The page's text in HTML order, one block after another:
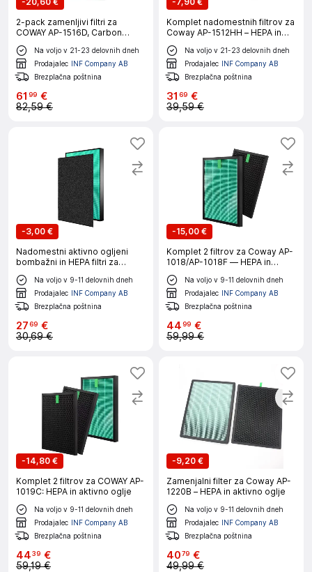
2-pack zamenljivi filtri za
COWAY AP-1516D, Carbon
Cotton in HEPA
Na voljo v 21-23 delovnih dneh
Prodajalec INF Company AB
Brezplačna poštnina
61 99 €
82,59 €
Komplet nadomestnih filtrov za
Coway AP-1512HH – HEPA in
ogljik
Na voljo v 21-23 delovnih dneh
Prodajalec INF Company AB
Brezplačna poštnina
31 69 €
39,59 €
-3,00 €
Nadomestni aktivno ogljeni
bombažni in HEPA filtri za
Coway
Na voljo v 9-11 delovnih dneh
Prodajalec INF Company AB
Brezplačna poštnina
2769 €
30,69 €
-15,00 €
Komplet 2 filtrov za Coway AP-
1018/AP-1018F — HEPA in
aktivno oglje
Na voljo v 9-11 delovnih dneh
Prodajalec INF Company AB
Brezplačna poštnina
4499 €
59,99 €
-14,80 €
Komplet 2 filtrov za COWAY AP-
1019C: HEPA in aktivno oglje
Na voljo v 9-11 delovnih dneh
Prodajalec INF Company AB
Brezplačna poštnina
4439 €
59,19 €
-9,20 €
Zamenjalni filter za Coway AP-
1220B – HEPA in aktivno oglje
Na voljo v 9-11 delovnih dneh
Prodajalec INF Company AB
Brezplačna poštnina
4079 €
49,99 €